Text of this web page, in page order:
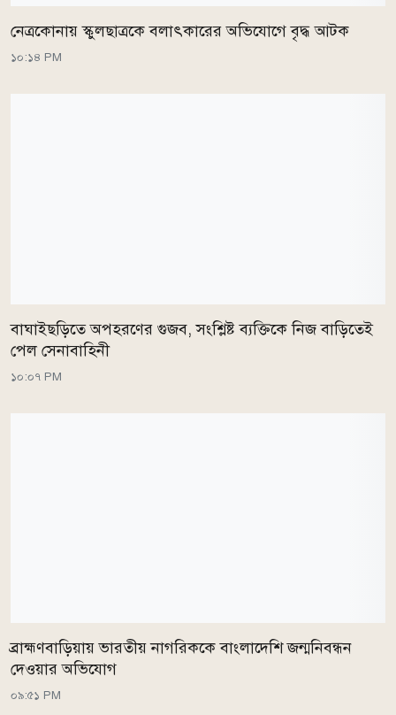
নেত্রকোনায় স্কুলছাত্রকে বলাৎকারের অভিযোগে বৃদ্ধ আটক
১০:১৪ PM
বাঘাইছড়িতে অপহরণের গুজব, সংশ্লিষ্ট ব্যক্তিকে নিজ বাড়িতেই
পেল সেনাবাহিনী
১০:০৭ PM
ব্রাহ্মণবাড়িয়ায় ভারতীয় নাগরিককে বাংলাদেশি জন্মনিবন্ধন
দেওয়ার অভিযোগ
০৯:৫১ PM